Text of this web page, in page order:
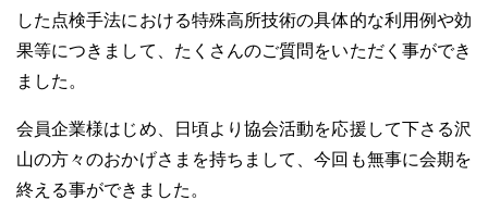
した点検手法における特殊高所技術の具体的な利用例や効
果等につきまして、たくさんのご質問をいただく事ができ
ました。
会員企業様はじめ、日頃より協会活動を応援して下さる沢
山の方々のおかげさまを持ちまして、今回も無事に会期を
終える事ができました。